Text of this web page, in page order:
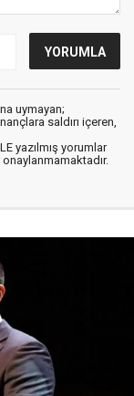
uymayan;
saldırı içeren,
yazılmış yorumlar